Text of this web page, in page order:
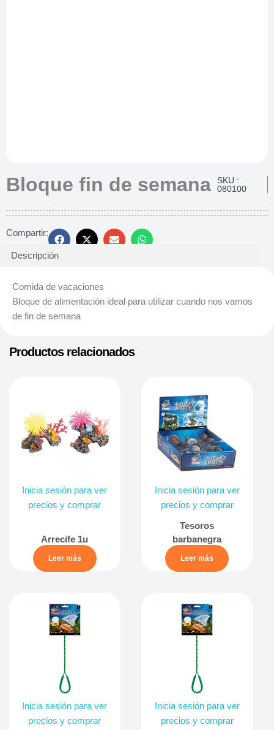
Bloque fin de semana
SKU :
080100
Compartir:
Descripción
Comida de vacaciones
Bloque de alimentación ideal para utilizar cuando nos vamos
de fin de semana
Productos relacionados
Inicia sesión para ver
precios y comprar
Arrecife 1u
Leer más
Inicia sesión para ver
precios y comprar
Tesoros
barbanegra
Leer más
Inicia sesión para ver
precios y comprar
Inicia sesión para ver
precios y comprar